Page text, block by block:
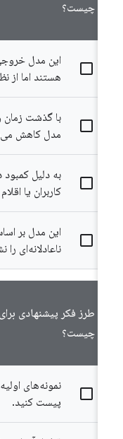
چیست؟
این مدل
هستند اما از
با گذشت زمان و
مدل کاهش
به دلیل کمبود
کاربران یا اقلام
این مدل بر اساس
ناعادلانه‌ای را
طرز فکر پیشنهادی
چیست؟
نمونه‌های اولیه
پیست کنید.